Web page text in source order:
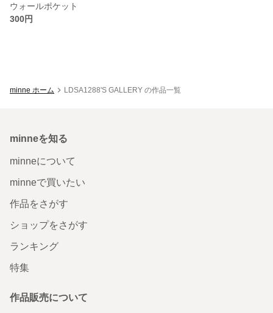
ウォールポケット
300円
minne ホーム LDSA1288'S GALLERY の作品一覧
minneを知る
minneについて
minneで買いたい
作品をさがす
ショップをさがす
ランキング
特集
作品販売について